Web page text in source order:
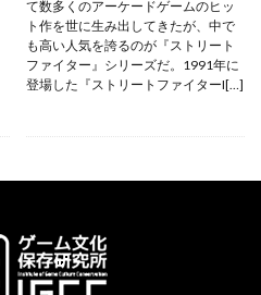
て数多くのアーケードゲームのヒッ
ト作を世に生み出してきたが、中で
も高い人気を誇るのが『ストリート
ファイター』シリーズだ。1991年に
登場した『ストリートファイターI[…]